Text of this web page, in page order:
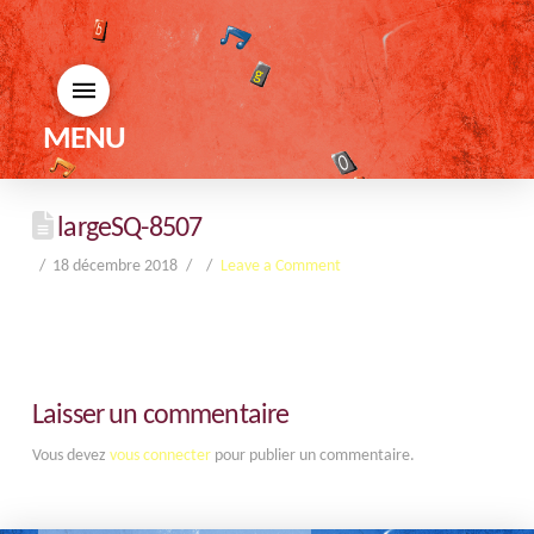
MENU
largeSQ-8507
18 décembre 2018 Leave a Comment
Laisser un commentaire
Vous devez vous connecterpour publier un commentaire.